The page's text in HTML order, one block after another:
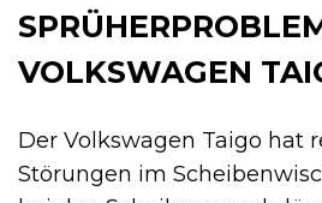
VOLKSWAGEN
Der Volkswagen Taigo hat
Störungen im